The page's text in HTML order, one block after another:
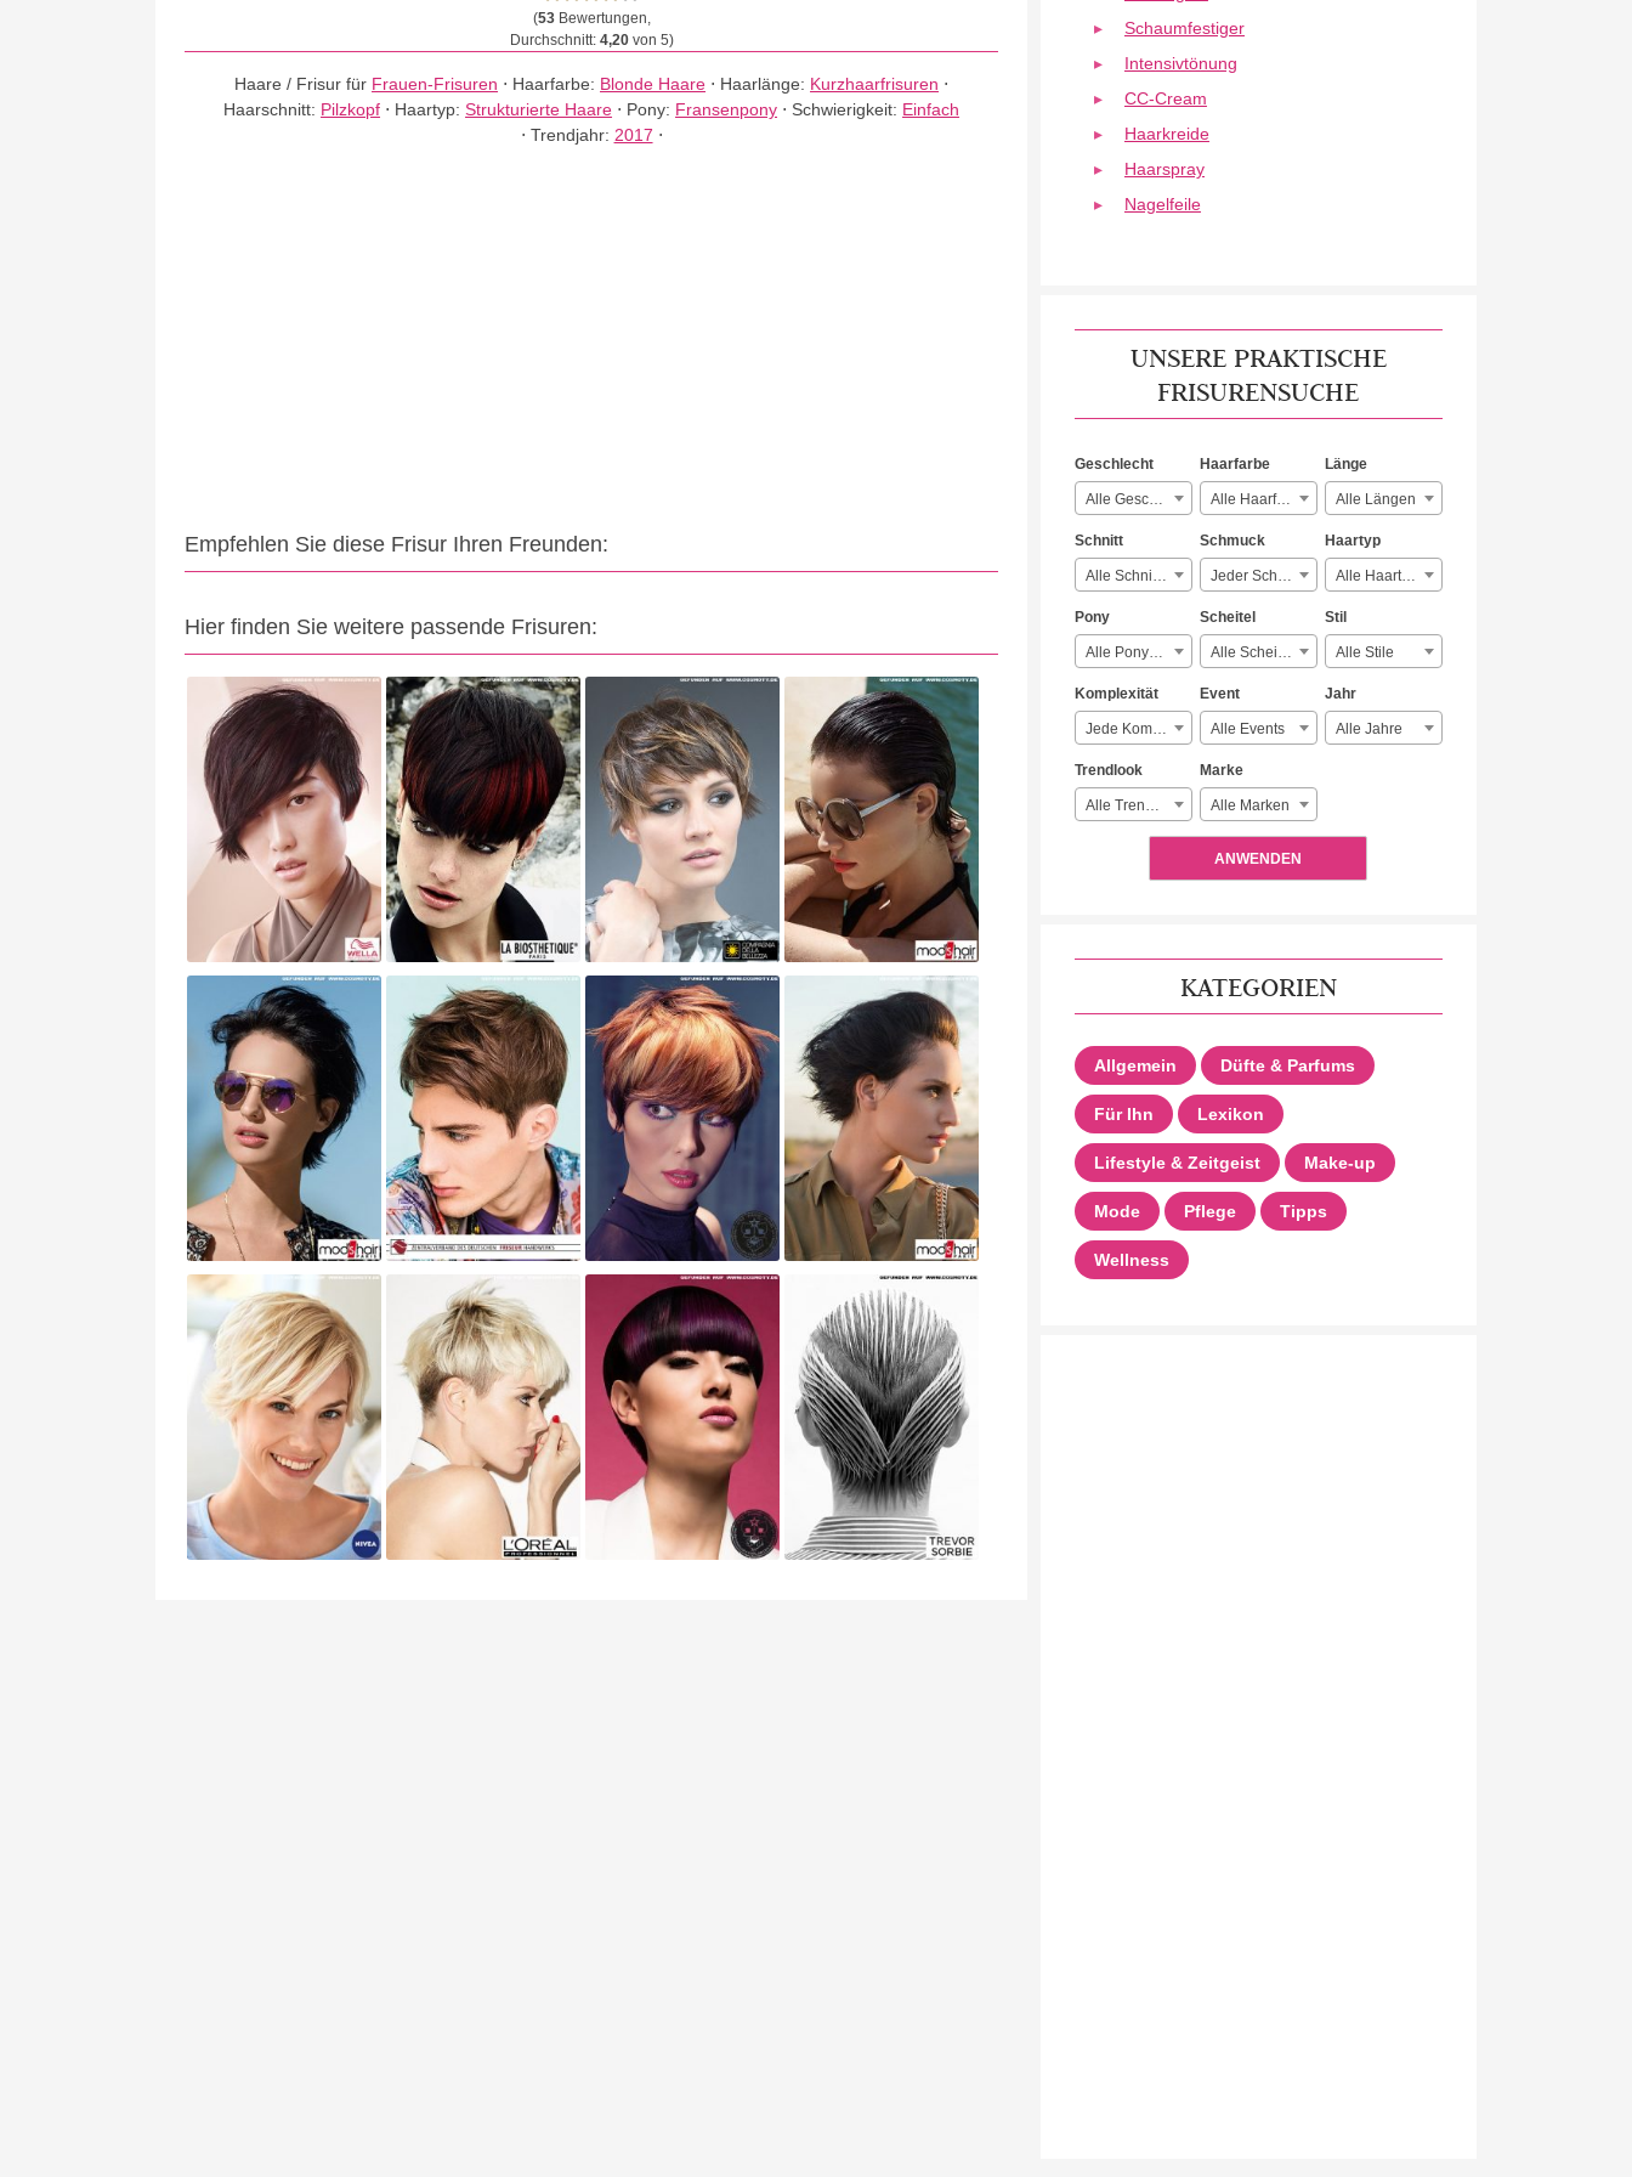
(53Bewertungen,
Durchschnitt: 4,20von 5)
Haare / Frisur für Frauen-Frisuren ⋅ Haarfarbe: Blonde Haare ⋅ Haarlänge: Kurzhaarfrisuren ⋅
Haarschnitt: Pilzkopf ⋅ Haartyp:Strukturierte Haare ⋅ Pony: Fransenpony ⋅ Schwierigkeit: Einfach
⋅ Trendjahr: 2017 ⋅
Empfehlen Sie diese Frisur Ihren Freunden:
Hier finden Sie weitere passende Frisuren:
Schaumfestiger
Intensivtönung
CC-Cream
Haarkreide
Haarspray
Nagelfeile
UNSERE PRAKTISCHE
FRISURENSUCHE
Geschlecht
Alle Geschlechter
Haarfarbe
Alle Haarfarben
Länge
Alle Längen
Schnitt
Alle Schnitte
Schmuck
Jeder Schmuck
Haartyp
Alle Haartypen
Pony
Alle Ponyarten
Scheitel
Alle Scheitelarten
Stil
Alle Stile
Komplexität
Jede Komplexität
Event
Alle Events
Jahr
Alle Jahre
Trendlook
Alle Trendlooks
Marke
Alle Marken
ANWENDEN
KATEGORIEN
Allgemein Düfte & Parfums
Für Ihn Lexikon
Lifestyle & Zeitgeist Make-up
Mode Pflege Tipps
Wellness